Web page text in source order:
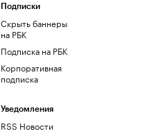
Подписки
Скрыть баннеры
на РБК
Подписка на РБК
Корпоративная
подписка
Уведомления
RSS Новости